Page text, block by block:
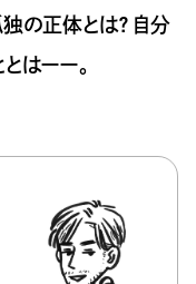
の正体とは？ 自分
はーー。